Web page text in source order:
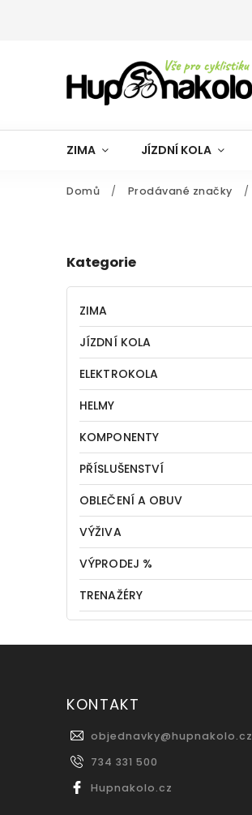
ZIMA JÍZDNÍ KOLA
Domů / Prodávané značky /
Kategorie
ZIMA
JÍZDNÍ KOLA
ELEKTROKOLA
HELMY
KOMPONENTY
PŘÍSLUŠENSTVÍ
OBLEČENÍ A OBUV
VÝŽIVA
VÝPRODEJ %
TRENAŽÉRY
KONTAKT
objednavky@hupnakolo.cz
734 331 500
Hupnakolo.cz